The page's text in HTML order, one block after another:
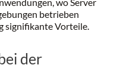
betrieben
signifikante Vorteile.
der